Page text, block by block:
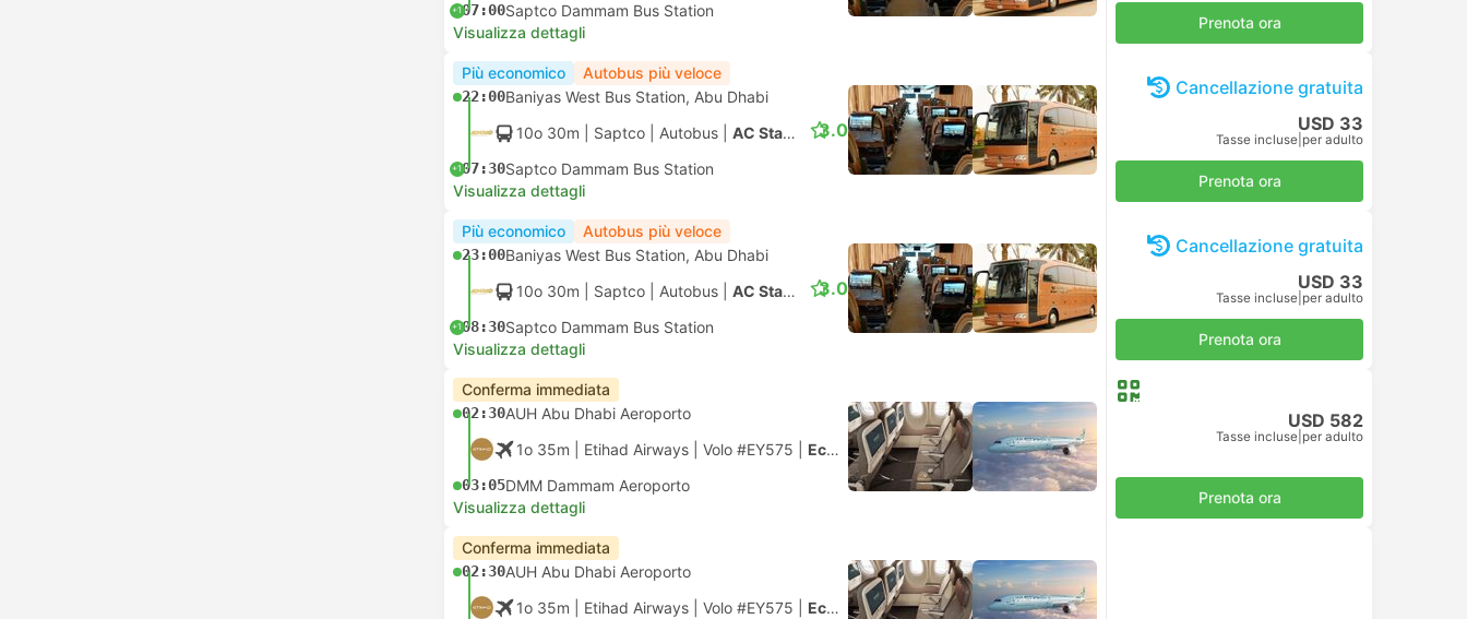
+107:00Saptco Dammam Bus Station
Visualizza dettagli
Prenota ora
Più economico Autobus più veloce
22:00Baniyas West Bus Station, Abu Dhabi
10o 30m | Saptco Autobus AC Standard
+107:30Saptco Dammam Bus Station
3.0
Visualizza dettagli
Cancellazione gratuita
USD 33
Tasse incluse per adulto
Prenota ora
Più economico Autobus più veloce
23:00Baniyas West Bus Station, Abu Dhabi
10o 30m | Saptco Autobus AC Standard
+108:30Saptco Dammam Bus Station
3.0
Visualizza dettagli
Cancellazione gratuita
USD 33
Tasse incluse per adulto
Prenota ora
Conferma immediata
02:30AUH Abu Dhabi Aeroporto
1o 35m | Etihad Airways Volo #EY575 Economy
03:05DMM Dammam Aeroporto
Visualizza dettagli
USD 582
Tasse incluse per adulto
Prenota ora
Conferma immediata
02:30AUH Abu Dhabi Aeroporto
1o 35m | Etihad Airways Volo #EY575 Economy